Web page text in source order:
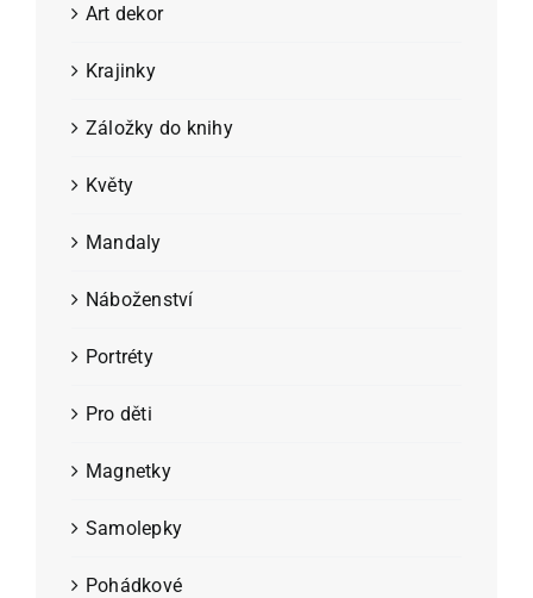
Art dekor
Krajinky
Záložky do knihy
Květy
Mandaly
Náboženství
Portréty
Pro děti
Magnetky
Samolepky
Pohádkové